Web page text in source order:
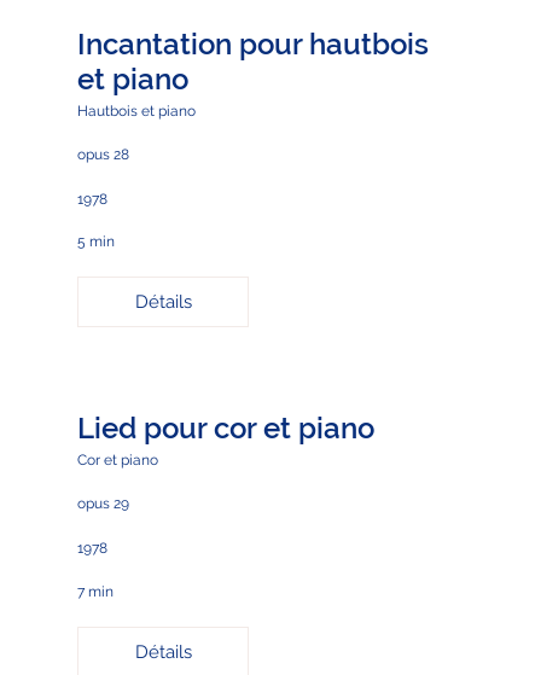
Incantation pour hautbois
et piano
Hautbois et piano
opus 28
1978
5 min
Détails
Lied pour cor et piano
Cor et piano
opus 29
1978
7 min
Détails